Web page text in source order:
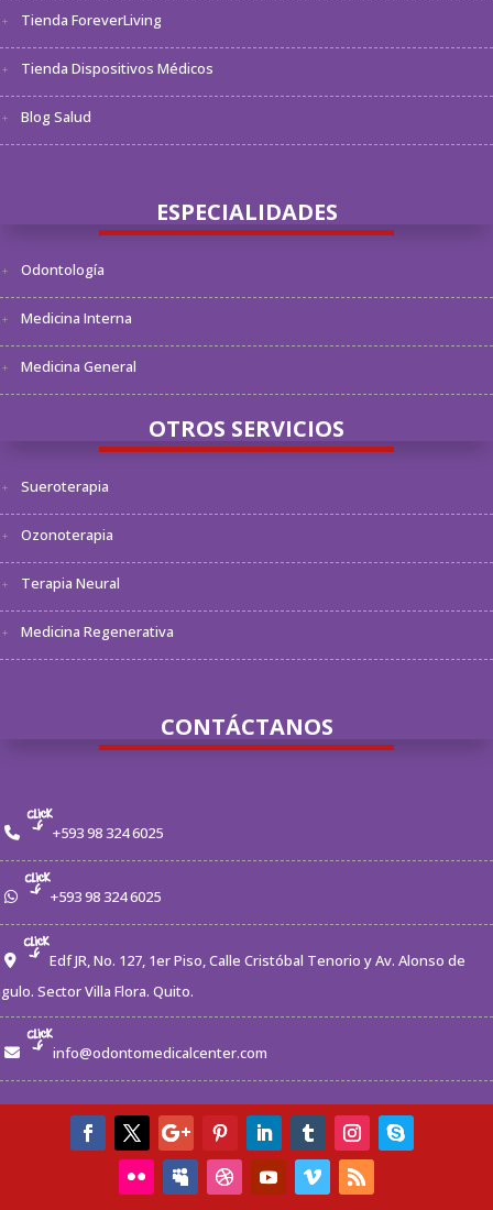
Tienda ForeverLiving
Tienda Dispositivos Médicos
Blog Salud
ESPECIALIDADES
Odontología
Medicina Interna
Medicina General
OTROS SERVICIOS
Sueroterapia
Ozonoterapia
Terapia Neural
Medicina Regenerativa
CONTÁCTANOS
+593 98 324 6025
+593 98 324 6025
Edf JR, No. 127, 1er Piso, Calle Cristóbal Tenorio y Av. Alonso de
Sector Villa Flora. Quito.
info@odontomedicalcenter.com